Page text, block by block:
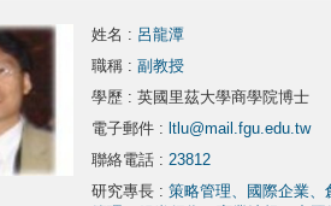
姓名 : 呂龍潭
職稱 : 副教授
學歷 : 英國里茲大學商學院博士
電子郵件 : ltlu@mail.fgu.edu.tw
聯絡電話 : 23812
研究專長 : 策略管理、國際企業、